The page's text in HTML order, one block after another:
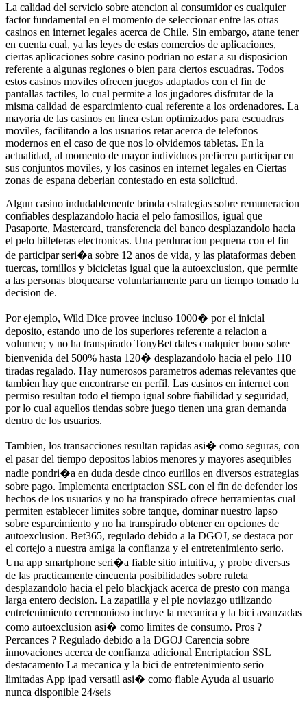
La calidad del servicio sobre atencion al consumidor es cualquier
factor fundamental en el momento de seleccionar entre las otras
casinos en internet legales acerca de Chile. Sin embargo, atane tener
en cuenta cual, ya las leyes de estas comercios de aplicaciones,
ciertas aplicaciones sobre casino podrian no estar a su disposicion
referente a algunas regiones o bien para ciertos escuadras. Todos
estos casinos moviles ofrecen juegos adaptados con el fin de
pantallas tactiles, lo cual permite a los jugadores disfrutar de la
misma calidad de esparcimiento cual referente a los ordenadores. La
mayoria de las casinos en linea estan optimizados para escuadras
moviles, facilitando a los usuarios retar acerca de telefonos
modernos en el caso de que nos lo olvidemos tabletas. En la
actualidad, al momento de mayor individuos prefieren participar en
sus conjuntos moviles, y los casinos en internet legales en Ciertas
zonas de espana deberian contestado en esta solicitud.
Algun casino indudablemente brinda estrategias sobre remuneracion
confiables desplazandolo hacia el pelo famosillos, igual que
Pasaporte, Mastercard, transferencia del banco desplazandolo hacia
el pelo billeteras electronicas. Una perduracion pequena con el fin
de participar seri�a sobre 12 anos de vida, y las plataformas deben
tuercas, tornillos y bicicletas igual que la autoexclusion, que permite
a las personas bloquearse voluntariamente para un tiempo tomado la
decision de.
Por ejemplo, Wild Dice provee incluso 1000� por el inicial
deposito, estando uno de los superiores referente a relacion a
volumen; y no ha transpirado TonyBet dales cualquier bono sobre
bienvenida del 500% hasta 120� desplazandolo hacia el pelo 110
tiradas regalado. Hay numerosos parametros ademas relevantes que
tambien hay que encontrarse en perfil. Las casinos en internet con
permiso resultan todo el tiempo igual sobre fiabilidad y seguridad,
por lo cual aquellos tiendas sobre juego tienen una gran demanda
dentro de los usuarios.
Tambien, los transacciones resultan rapidas asi� como seguras, con
el pasar del tiempo depositos labios menores y mayores asequibles
nadie pondri�a en duda desde cinco eurillos en diversos estrategias
sobre pago. Implementa encriptacion SSL con el fin de defender los
hechos de los usuarios y no ha transpirado ofrece herramientas cual
permiten establecer limites sobre tanque, dominar nuestro lapso
sobre esparcimiento y no ha transpirado obtener en opciones de
autoexclusion. Bet365, regulado debido a la DGOJ, se destaca por
el cortejo a nuestra amiga la confianza y el entretenimiento serio.
Una app smartphone seri�a fiable sitio intuitiva, y probe diversas
de las practicamente cincuenta posibilidades sobre ruleta
desplazandolo hacia el pelo blackjack acerca de presto con manga
larga entero decision. La zapatilla y el pie noviazgo utilizando
entretenimiento ceremonioso incluye la mecanica y la bici avanzadas
como autoexclusion asi� como limites de consumo. Pros ?
Percances ? Regulado debido a la DGOJ Carencia sobre
innovaciones acerca de confianza adicional Encriptacion SSL
destacamento La mecanica y la bici de entretenimiento serio
limitadas App ipad versatil asi� como fiable Ayuda al usuario
nunca disponible 24/seis